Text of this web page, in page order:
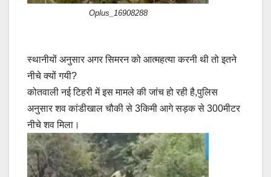
Oplus_16908288
स्थानीयों अनुसार अगर सिमरन को आत्महत्या करनी थी तो इतने
नीचे क्यों गयी?
कोतवाली नई टिहरी में इस मामले की जांच हो रही है,पुलिस
अनुसार शव कांडीखाल चौकी से 3किमी आगे सड़क से 300मीटर
नीचे शव मिला।